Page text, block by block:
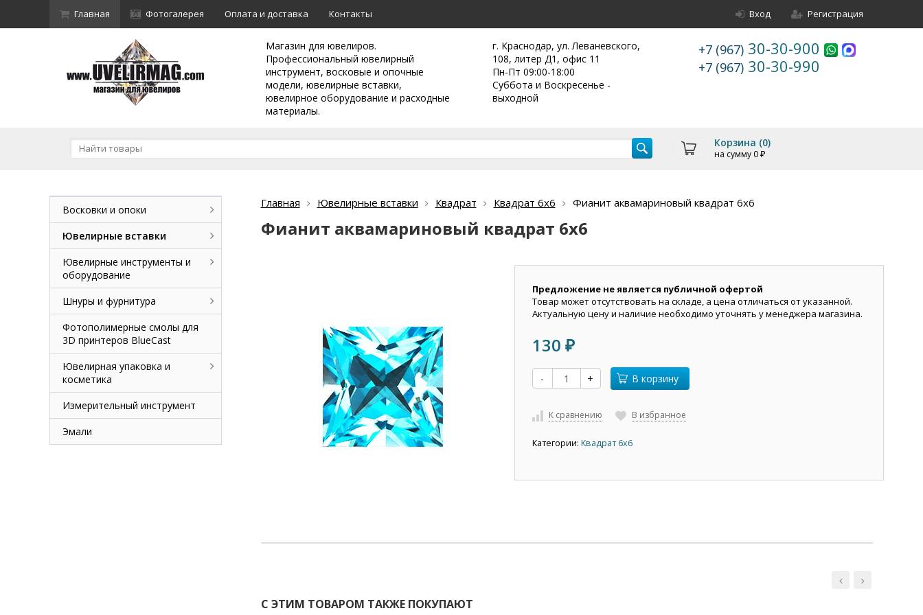
Главная Фотогалерея Оплата и доставка Контакты Вход Регистрация
Магазин для ювелиров.
Профессиональный ювелирный
инструмент, восковые и опочные
модели, ювелирные вставки,
ювелирное оборудование и расходные
материалы.
г. Краснодар, ул. Леваневского,
108, литер Д1, офис 11
Пн-Пт 09:00-18:00
Суббота и Воскресенье -
выходной
+7 (967) 30-30-900
+7 (967) 30-30-990
Корзина (0)
на сумму 0 ₽
Главная Ювелирные вставки Квадрат Квадрат 6х6 Фианит аквамариновый квадрат 6х6
Фианит аквамариновый квадрат 6х6
Предложение не является публичной офертой
Товар может отсутствовать на складе, а цена отличаться от указанной.
Актуальную цену и наличие необходимо уточнять у менеджера магазина.
130 ₽
- + В корзину
К сравнению В избранное
Категории: Квадрат 6х6
С ЭТИМ ТОВАРОМ ТАКЖЕ ПОКУПАЮТ
Восковки и опоки
Ювелирные вставки
Ювелирные инструменты и
оборудование
Шнуры и фурнитура
Фотополимерные смолы для
3D принтеров BlueCast
Ювелирная упаковка и
косметика
Измерительный инструмент
Эмали